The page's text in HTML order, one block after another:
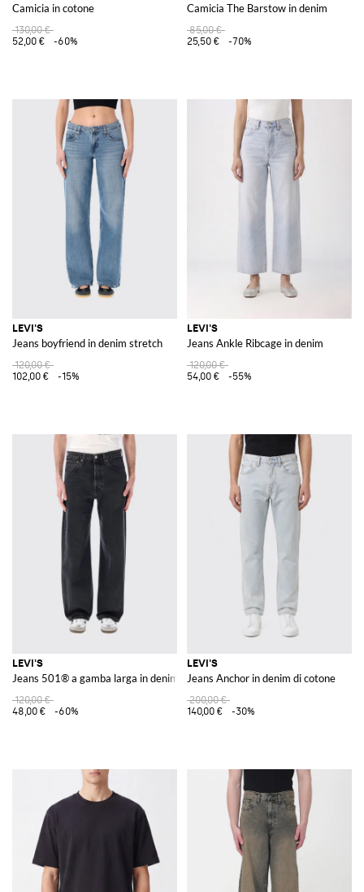
Camicia in cotone
130,00 €
52,00 €
-60%
Camicia The Barstow in denim
85,00 €
25,50 €
-70%
LEVI'S
Jeans boyfriend in denim stretch
120,00 €
102,00 €
-15%
LEVI'S
Jeans Ankle Ribcage in denim
120,00 €
54,00 €
-55%
LEVI'S
Jeans 501® a gamba larga in denim
120,00 €
48,00 €
-60%
LEVI'S
Jeans Anchor in denim di cotone
200,00 €
140,00 €
-30%